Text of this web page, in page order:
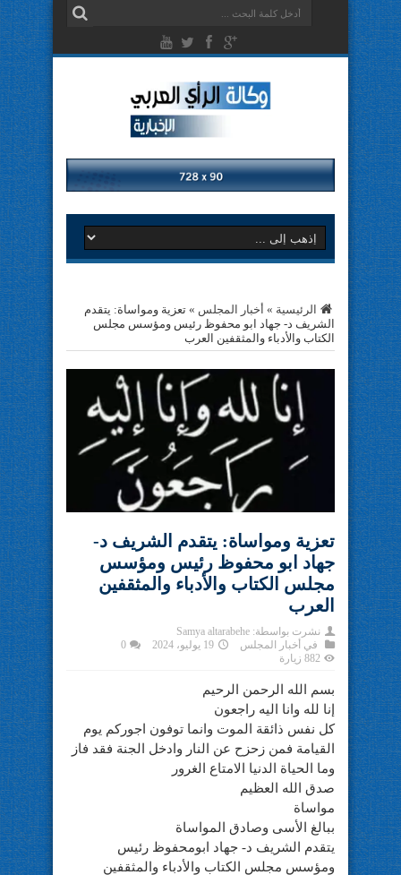
الرئيسية » أخبار المجلس » تعزية ومواساة: يتقدم
الشريف د- جهاد ابو محفوظ رئيس ومؤسس مجلس
الكتاب والأدباء والمثقفين العرب
تعزية ومواساة: يتقدم الشريف د-
جهاد ابو محفوظ رئيس ومؤسس
مجلس الكتاب والأدباء والمثقفين
العرب
نشرت بواسطة: Samya altarabehe
في أخبار المجلس 19 يوليو، 2024
0
882 زيارة
بسم الله الرحمن الرحيم
إنا لله وانا اليه راجعون
كل نفس ذائقة الموت وانما توفون اجوركم يوم
القيامة فمن زحزح عن النار وادخل الجنة فقد فاز
وما الحياة الدنيا الامتاع الغرور
صدق الله العظيم
مواساة
ببالغ الأسى وصادق المواساة
يتقدم الشريف د- جهاد ابومحفوظ رئيس
ومؤسس مجلس الكتاب والأدباء والمثقفين